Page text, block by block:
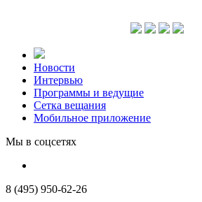
Новости
Интервью
Программы и ведущие
Сетка вещания
Мобильное приложение
Мы в соцсетях
8 (495) 950-62-26